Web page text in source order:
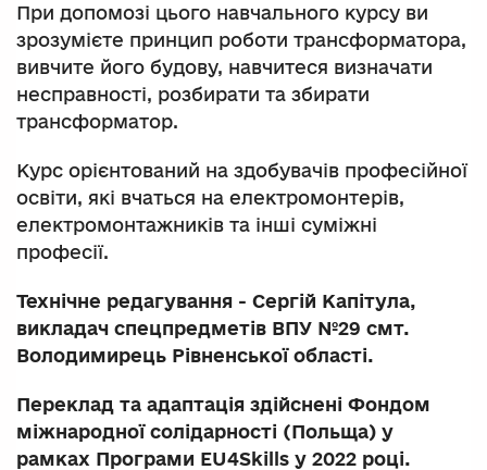
При допомозі цього навчального курсу ви
зрозумієте принцип роботи трансформатора,
вивчите його будову, навчитеся визначати
несправності, розбирати та збирати
трансформатор.
Курс орієнтований на здобувачів професійної
освіти, які вчаться на електромонтерів,
електромонтажників та інші суміжні
професії.
Технічне редагування - Сергій Капітула,
викладач спецпредметів ВПУ №29 смт.
Володимирець Рівненської області.
Переклад та адаптація здійснені Фондом
міжнародної солідарності (Польща) у
рамках Програми EU4Skills у 2022 році.